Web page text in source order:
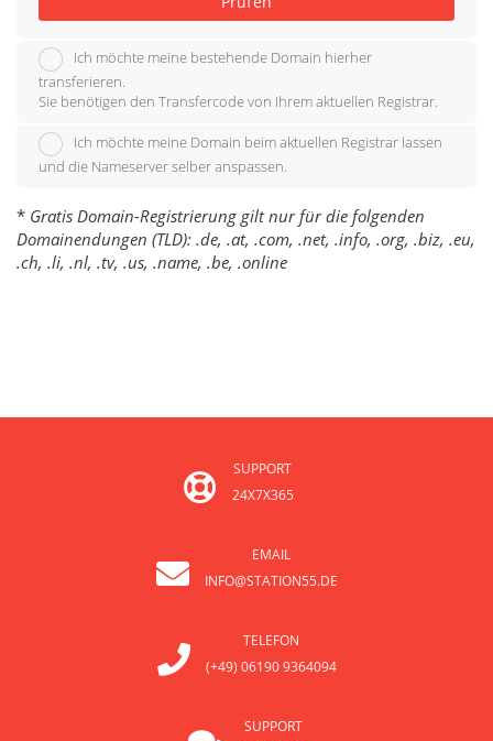
Ich möchte meine bestehende Domain hierher
transferieren.
Sie benötigen den Transfercode von Ihrem aktuellen Registrar.
Ich möchte meine Domain beim aktuellen Registrar lassen
und die Nameserver selber anspassen.
* Gratis Domain-Registrierung gilt nur für die folgenden
Domainendungen (TLD): .de, .at, .com, .net, .info, .org, .biz, .eu,
.ch, .li, .nl, .tv, .us, .name, .be, .online
SUPPORT
24X7X365
EMAIL
INFO@STATION55.DE
TELEFON
(+49) 06190 9364094
SUPPORT